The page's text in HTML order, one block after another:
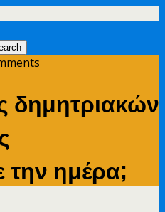
δημητριακών
την ημέρα;